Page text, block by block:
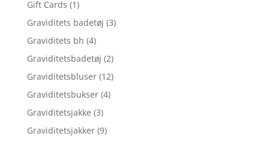
Gift Cards (1)
Graviditets badetøj (3)
Graviditets bh (4)
Graviditetsbadetøj (2)
Graviditetsbluser (12)
Graviditetsbukser (4)
Graviditetsjakke (3)
Graviditetsjakker (9)